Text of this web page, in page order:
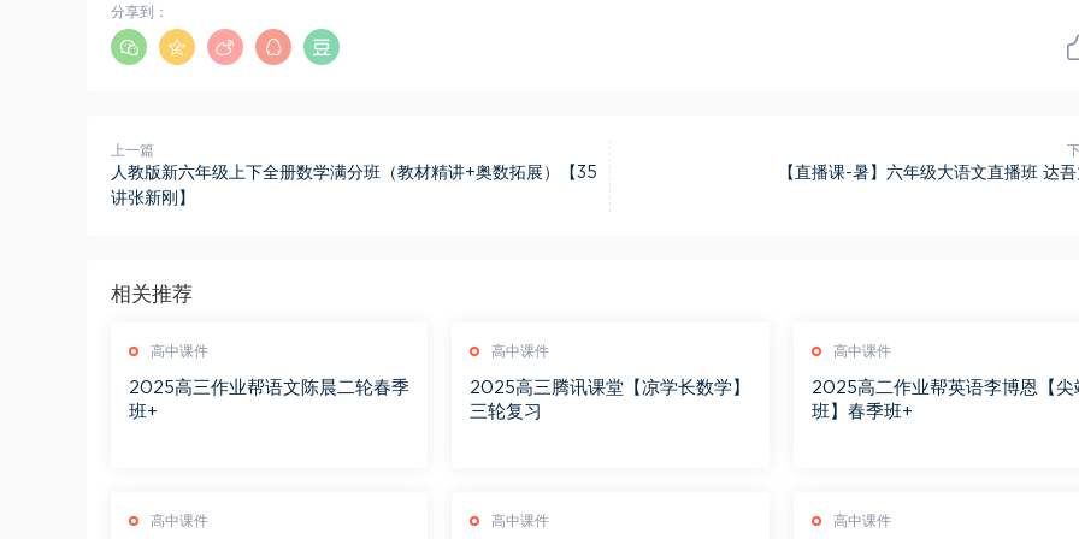
分享到：
上一篇
人教版新六年级上下全册数学满分班（教材精讲+奥数拓展）【35
讲张新刚】
【直播课-暑】六年级大语文直播班 达
相关推荐
高中课件
2025高三作业帮语文陈晨二轮春季
班+
高中课件
2025高三腾讯课堂【凉学长数学】
三轮复习
高中课件
2025高二作业帮英语李博恩【尖
班】春季班+
高中课件 高中课件 高中课件